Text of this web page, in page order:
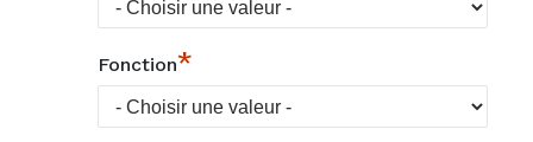
Fonction*